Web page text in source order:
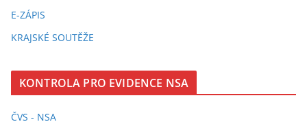
E-ZÁPIS
KRAJSKÉ SOUTĚŽE
KONTROLA PRO EVIDENCE NSA
ČVS - NSA